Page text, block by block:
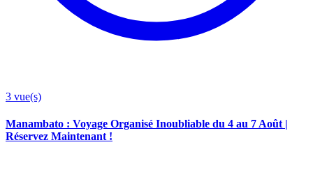
3 vue(s)
Manambato : Voyage Organisé Inoubliable du 4 au 7 Août |
Réservez Maintenant !